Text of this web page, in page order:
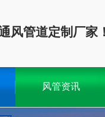
风管道定制厂家！
风管资讯